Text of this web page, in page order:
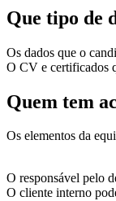
Que tipo de
Os dados que o
O CV e certificados
Quem tem
Os elementos da
O responsável pelo
O cliente interno